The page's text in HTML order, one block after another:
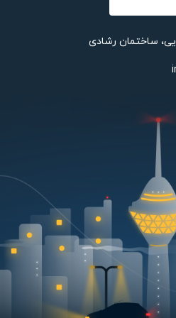
مهیا می کند.
مدار بسته آنالوگ می باشد. در صورت
ساختمان می توانید علاوه بر دو پنل
متصل شد و تمام تصاویرپنل ها و
تصویری مشاهده نمود.
که اگر منزل مسکونی کاربر بصورت
یک آیفون تصویری سیماران همزمان
هر دو درب ساختمان شما زده می شود
و پاسخگو باشید که این ویژگی برای
اصلی درب پارکینگ نیز دارند تنها با
از داخل ساختمان درب پارکینگ
ساختمان رشادی